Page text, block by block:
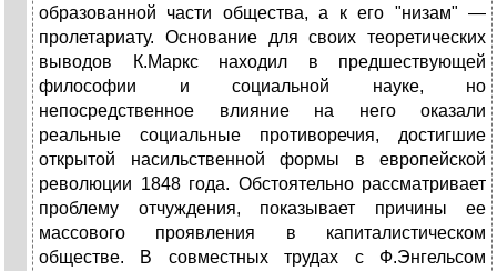
образованной части общества, а к его "низам" —
пролетариату. Основание для своих теоретических
выводов К.Маркс находил в предшествующей
философии и социальной науке, но
непосредственное влияние на него оказали
реальные социальные противоречия, достигшие
открытой насильственной формы в европейской
революции 1848 года. Обстоятельно рассматривает
проблему отчуждения, показывает причины ее
массового проявления в капиталистическом
обществе. В совместных трудах с Ф.Энгельсом